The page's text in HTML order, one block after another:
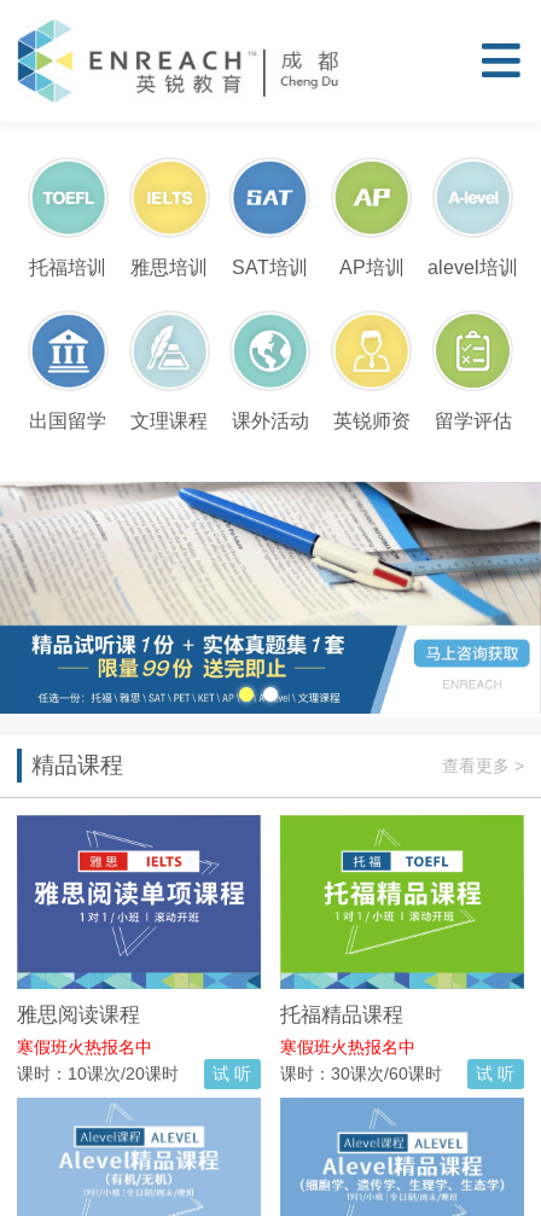
托福培训 雅思培训 SAT培训 AP培训 alevel培训
出国留学 文理课程 课外活动 英锐师资 留学评估
精品课程 查看更多 >
雅思阅读课程
寒假班火热报名中
课时：10课次/20课时
试 听
托福精品课程
寒假班火热报名中
课时：30课次/60课时
试 听